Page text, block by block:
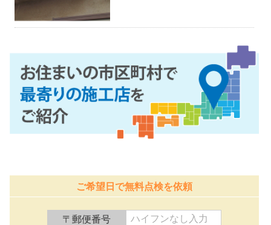
ご希望日で無料点検を依頼
〒郵便番号